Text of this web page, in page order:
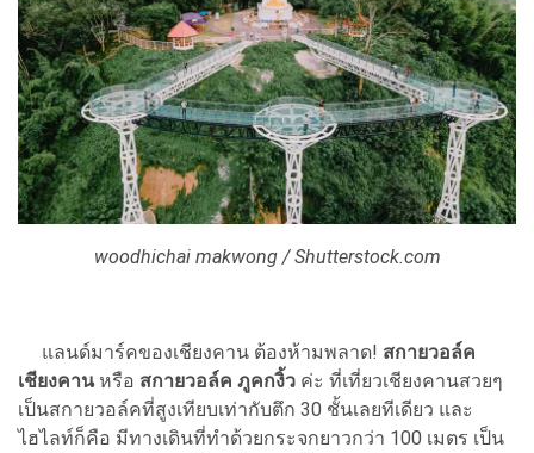
woodhichai makwong / Shutterstock.com
แลนด์มาร์คของเชียงคาน ต้องห้ามพลาด! สกายวอล์ค
เชียงคานหรือ สกายวอล์ค ภูคกงิ้ว ค่ะ ที่เที่ยวเชียงคานสวยๆ
เป็นสกายวอล์คที่สูงเทียบเท่ากับตึก 30 ชั้นเลยทีเดียว และ
ไฮไลท์ก็คือ มีทางเดินที่ทำด้วยกระจกยาวกว่า 100 เมตร เป็น